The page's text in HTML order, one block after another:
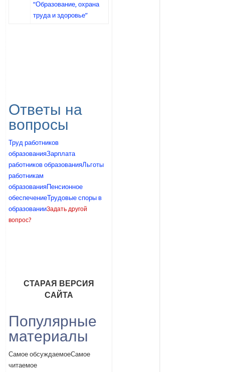
“Образование, охрана
труда и здоровье”
Ответы на
вопросы
Труд работников
образованияЗарплата
работников образованияЛьготы
работникам
образованияПенсионное
обеспечениеТрудовые споры в
образованииЗадать другой
вопрос?
СТАРАЯ ВЕРСИЯ
САЙТА
Популярные
материалы
Самое обсуждаемоеСамое
читаемое